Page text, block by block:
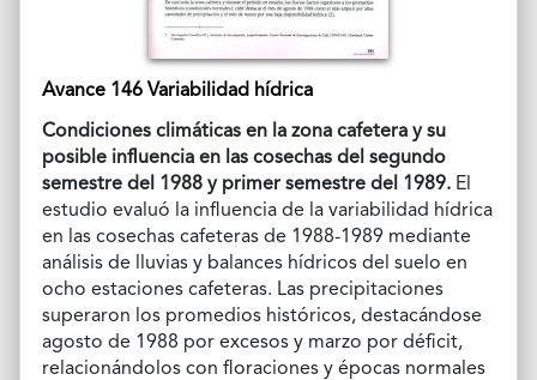
Avance 146 Variabilidad hídrica
Condiciones climáticas en la zona cafetera y su
posible influencia en las cosechas del segundo
semestre del 1988 y primer semestre del 1989. El
estudio evaluó la influencia de la variabilidad hídrica
en las cosechas cafeteras de 1988-1989 mediante
análisis de lluvias y balances hídricos del suelo en
ocho estaciones cafeteras. Las precipitaciones
superaron los promedios históricos, destacándose
agosto de 1988 por excesos y marzo por déficit,
relacionándolos con floraciones y épocas normales